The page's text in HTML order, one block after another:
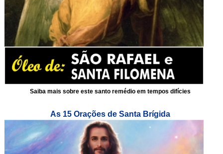
Saiba mais sobre este santo remédio em tempos difícies
As 15 Orações de Santa Brígida